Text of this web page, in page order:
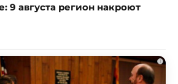
9 августа регион накроют
i